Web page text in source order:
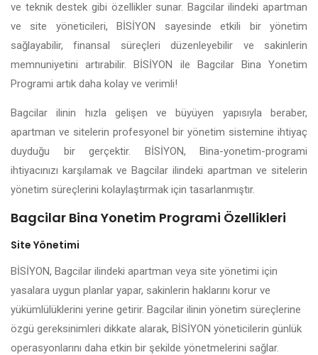
ve teknik destek gibi özellikler sunar. Bagcilar ilindeki apartman
ve site yöneticileri, BİSİYON sayesinde etkili bir yönetim
sağlayabilir, finansal süreçleri düzenleyebilir ve sakinlerin
memnuniyetini artırabilir. BİSİYON ile Bagcilar Bina Yonetim
Programi artık daha kolay ve verimli!
Bagcilar ilinin hızla gelişen ve büyüyen yapısıyla beraber,
apartman ve sitelerin profesyonel bir yönetim sistemine ihtiyaç
duyduğu bir gerçektir. BİSİYON, Bina-yonetim-programi
ihtiyacınızı karşılamak ve Bagcilar ilindeki apartman ve sitelerin
yönetim süreçlerini kolaylaştırmak için tasarlanmıştır.
Bagcilar Bina Yonetim Programi Özellikleri
Site Yönetimi
BİSİYON, Bagcilar ilindeki apartman veya site yönetimi için
yasalara uygun planlar yapar, sakinlerin haklarını korur ve
yükümlülüklerini yerine getirir. Bagcilar ilinin yönetim süreçlerine
özgü gereksinimleri dikkate alarak, BİSİYON yöneticilerin günlük
operasyonlarını daha etkin bir şekilde yönetmelerini sağlar.